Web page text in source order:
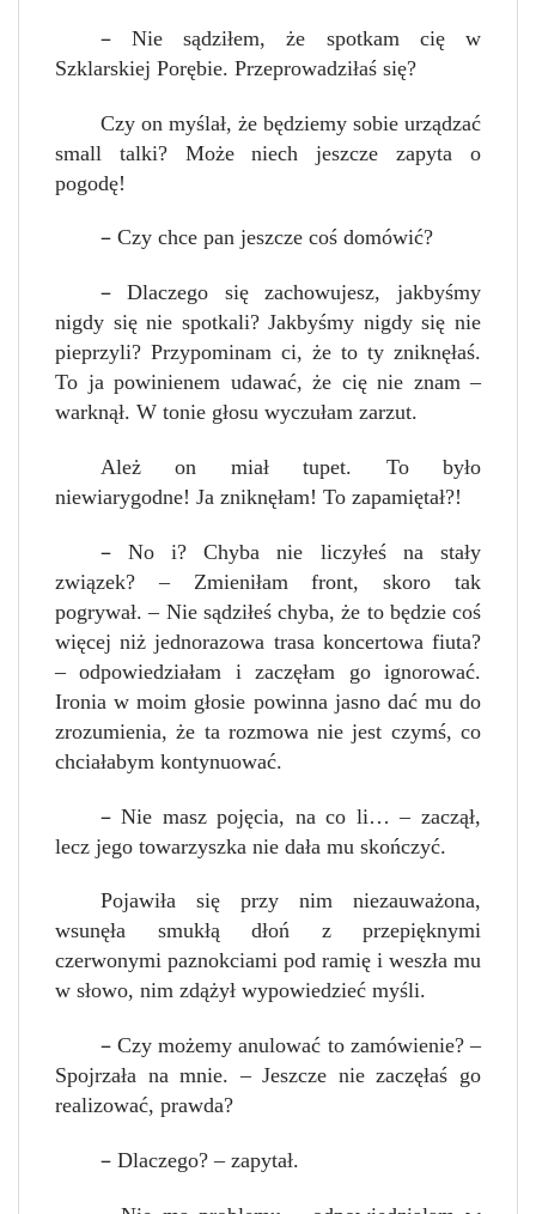
–
Nie sądziłem, że spotkam cię w
Szklarskiej Porębie. Przeprowadziłaś się?
Czy on myślał, że będziemy sobie urządzać
small talki? Może niech jeszcze zapyta o
pogodę!
– Czy chce pan jeszcze coś domówić?
–Dlaczego się zachowujesz, jakbyśmy
nigdy się nie spotkali? Jakbyśmy nigdy się nie
pieprzyli? Przypominam ci, że to ty zniknęłaś.
To ja powinienem udawać, że cię nie znam –
warknął. W tonie głosu wyczułam zarzut.
Ależ on miał tupet. To było
niewiarygodne! Ja zniknęłam! To zapamiętał?!
–
No i? Chyba nie liczyłeś na stały
związek? – Zmieniłam front, skoro tak
pogrywał. – Nie sądziłeś chyba, że to będzie coś
więcej niż jednorazowa trasa koncertowa fiuta?
– odpowiedziałam i zaczęłam go ignorować.
Ironia w moim głosie powinna jasno dać mu do
zrozumienia, że ta rozmowa nie jest czymś, co
chciałabym kontynuować.
–Nie masz pojęcia, na co li… – zaczął,
lecz jego towarzyszka nie dała mu skończyć.
Pojawiła się przy nim niezauważona,
wsunęła smukłą dłoń z przepięknymi
czerwonymi paznokciami pod ramię i weszła mu
w słowo, nim zdążył wypowiedzieć myśli.
– Czy możemy anulować to zamówienie? –
Spojrzała na mnie. – Jeszcze nie zaczęłaś go
realizować, prawda?
– Dlaczego? – zapytał.